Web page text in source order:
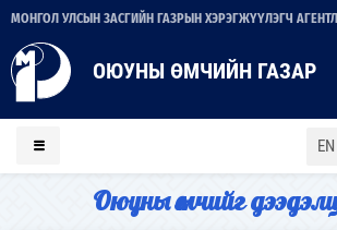
МОНГОЛ УЛСЫН ЗАСГИЙН ГАЗРЫН ХЭРЭГЖҮҮЛЭГЧ
ОЮУНЫ ӨМЧИЙН ГАЗАР
EN
Оюуны өмчийг